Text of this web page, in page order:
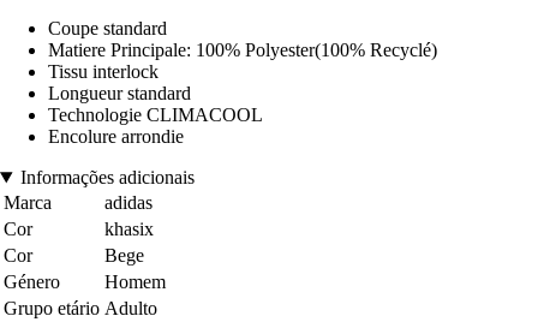
Coupe standard
Matiere Principale: 100% Polyester(100% Recyclé)
Tissu interlock
Longueur standard
Technologie CLIMACOOL
Encolure arrondie
Informações adicionais
Marca
adidas
Cor
khasix
Cor
Bege
Género
Homem
Grupo etário Adulto